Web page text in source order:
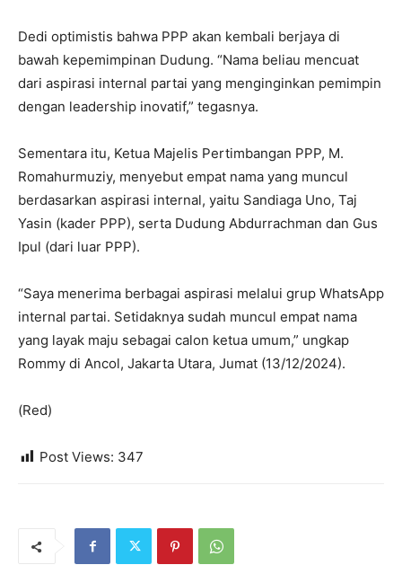
Dedi optimistis bahwa PPP akan kembali berjaya di
bawah kepemimpinan Dudung. “Nama beliau mencuat
dari aspirasi internal partai yang menginginkan pemimpin
dengan leadership inovatif,” tegasnya.
Sementara itu, Ketua Majelis Pertimbangan PPP, M.
Romahurmuziy, menyebut empat nama yang muncul
berdasarkan aspirasi internal, yaitu Sandiaga Uno, Taj
Yasin (kader PPP), serta Dudung Abdurrachman dan Gus
Ipul (dari luar PPP).
“Saya menerima berbagai aspirasi melalui grup WhatsApp
internal partai. Setidaknya sudah muncul empat nama
yang layak maju sebagai calon ketua umum,” ungkap
Rommy di Ancol, Jakarta Utara, Jumat (13/12/2024).
(Red)
Post Views: 347